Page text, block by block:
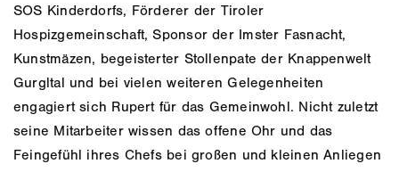
SOS Kinderdorfs, Förderer der Tiroler
Hospizgemeinschaft, Sponsor der Imster Fasnacht,
Kunstmäzen, begeisterter Stollenpate der Knappenwelt
Gurgltal und bei vielen weiteren Gelegenheiten
engagiert sich Rupert für das Gemeinwohl. Nicht zuletzt
seine Mitarbeiter wissen das offene Ohr und das
Feingefühl ihres Chefs bei großen und kleinen Anliegen